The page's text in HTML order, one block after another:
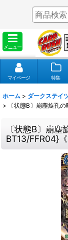
メニュー
マイページ 特集
ホーム > ダークステイ
>
〔状態B〕崩塵旋孔
〔状態B〕崩
BT13/FFR04}《